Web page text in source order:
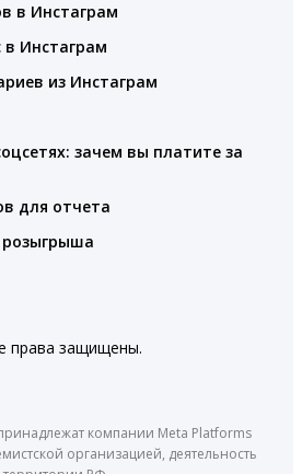
в Инстаграм
в Инстаграм
из Инстаграм
зачем вы платите за
для отчета
права защищены.
компании Meta Platforms
организацией, деятельность